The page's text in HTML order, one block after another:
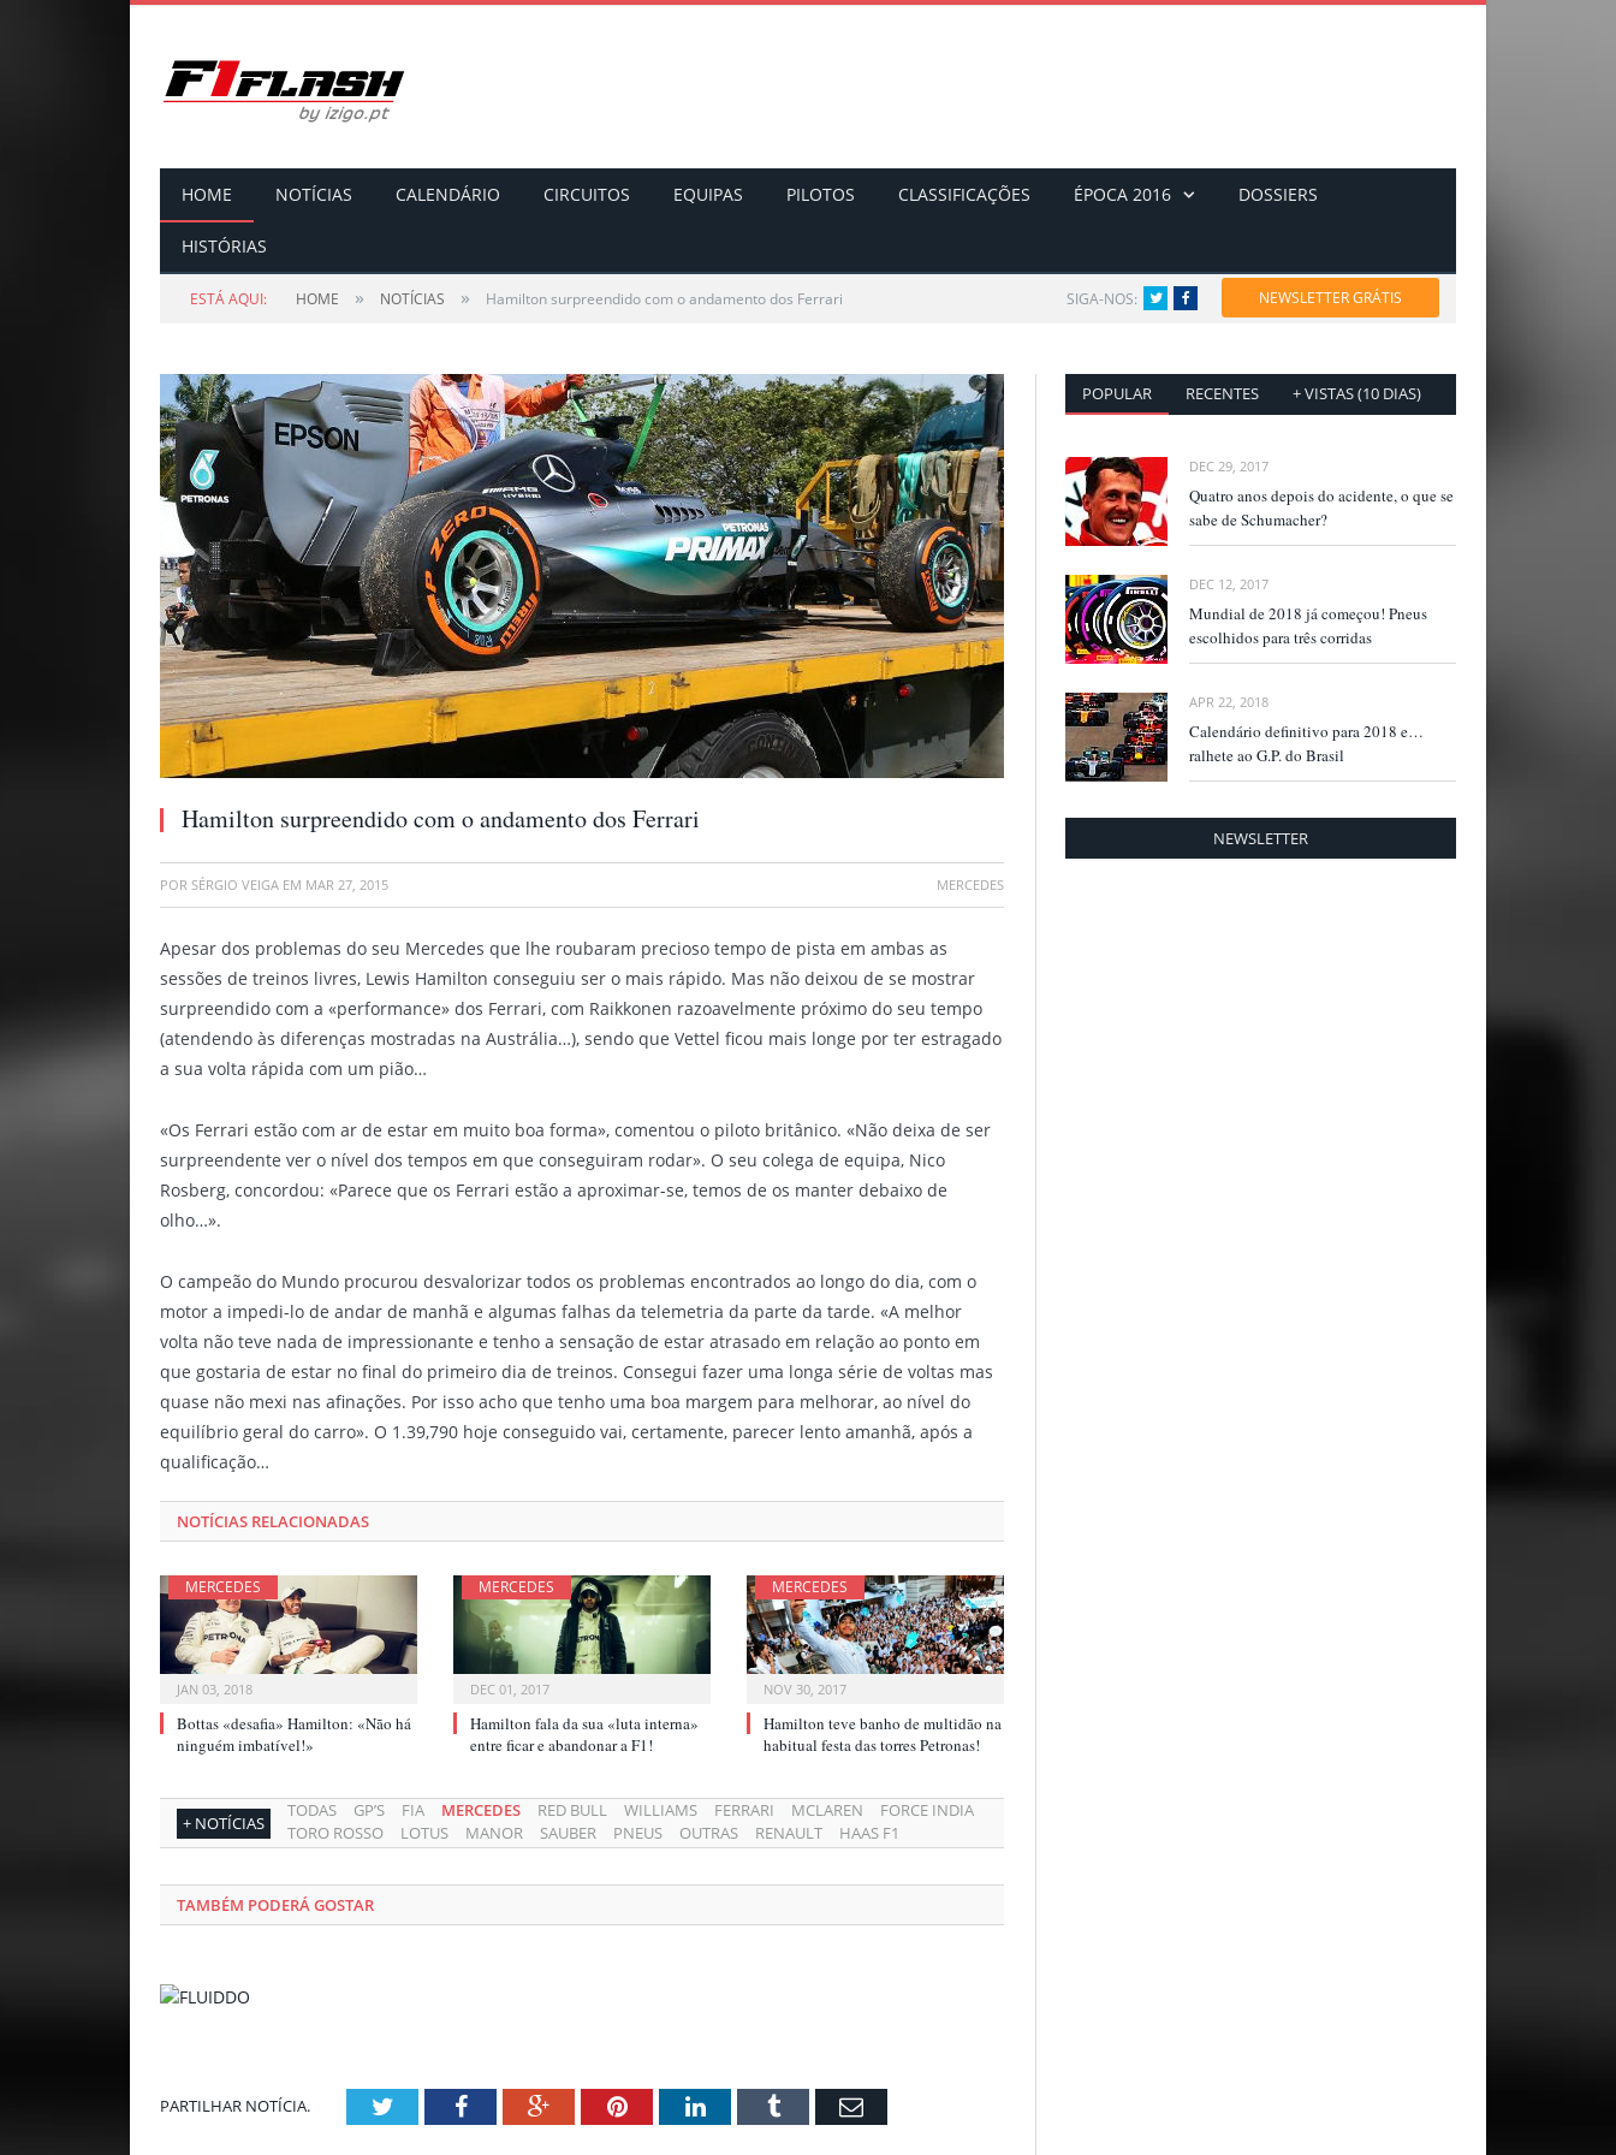
HOME NOTÍCIAS CALENDÁRIO CIRCUITOS EQUIPAS PILOTOS CLASSIFICAÇÕES ÉPOCA 2016 DOSSIERS
HISTÓRIAS
ESTÁ AQUI: HOME » NOTÍCIAS » Hamilton surpreendido com o andamento dos Ferrari SIGA-NOS: TwitterFacebook NEWSLETTER GRÁTIS
Hamilton surpreendido com o andamento dos Ferrari
POR SÉRGIO VEIGA EM MAR 27, 2015 MERCEDES
Apesar dos problemas do seu Mercedes que lhe roubaram precioso tempo de pista em ambas as
sessões de treinos livres, Lewis Hamilton conseguiu ser o mais rápido. Mas não deixou de se mostrar
surpreendido com a «performance» dos Ferrari, com Raikkonen razoavelmente próximo do seu tempo
(atendendo às diferenças mostradas na Austrália…), sendo que Vettel ficou mais longe por ter estragado
a sua volta rápida com um pião…
«Os Ferrari estão com ar de estar em muito boa forma», comentou o piloto britânico. «Não deixa de ser
surpreendente ver o nível dos tempos em que conseguiram rodar». O seu colega de equipa, Nico
Rosberg, concordou: «Parece que os Ferrari estão a aproximar-se, temos de os manter debaixo de
olho…».
O campeão do Mundo procurou desvalorizar todos os problemas encontrados ao longo do dia, com o
motor a impedi-lo de andar de manhã e algumas falhas da telemetria da parte da tarde. «A melhor
volta não teve nada de impressionante e tenho a sensação de estar atrasado em relação ao ponto em
que gostaria de estar no final do primeiro dia de treinos. Consegui fazer uma longa série de voltas mas
quase não mexi nas afinações. Por isso acho que tenho uma boa margem para melhorar, ao nível do
equilíbrio geral do carro». O 1.39,790 hoje conseguido vai, certamente, parecer lento amanhã, após a
qualificação…
NOTÍCIAS RELACIONADAS
MERCEDES
JAN 03, 2018
Bottas «desafia» Hamilton: «Não há
ninguém imbatível!»
MERCEDES
DEC 01, 2017
Hamilton fala da sua «luta interna»
entre ficar e abandonar a F1!
MERCEDES
NOV 30, 2017
Hamilton teve banho de multidão na
habitual festa das torres Petronas!
+ NOTÍCIAS
TODAS GP’S FIA MERCEDES RED BULL WILLIAMS FERRARI MCLAREN
FORCE INDIA
TORO ROSSO
LOTUS MANOR SAUBER PNEUS OUTRAS RENAULT HAAS F1
TAMBÉM PODERÁ GOSTAR
PARTILHAR NOTÍCIA. TwitterFacebookGoogle+PinterestLinkedInTumblr Email
POPULAR RECENTES + VISTAS (10 DIAS)
DEC 29, 2017
Quatro anos depois do acidente, o que se
sabe de Schumacher?
DEC 12, 2017
Mundial de 2018 já começou! Pneus
escolhidos para três corridas
APR 22, 2018
Calendário definitivo para 2018 e…
ralhete ao G.P. do Brasil
NEWSLETTER